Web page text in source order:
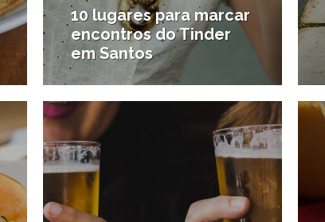
10 lugares para marcar
encontros do Tinder
em Santos
13/07/2018